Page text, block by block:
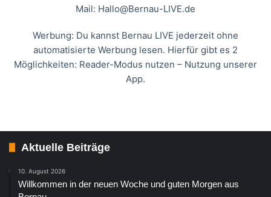
Mail: Hallo@Bernau-LIVE.de
Werbung: Du kannst Bernau LIVE jederzeit ohne
automatisierte Werbung lesen. Hierfür gibt es 2
Möglichkeiten: Reader-Modus nutzen – Nutzung unserer
App.
Aktuelle Beiträge
10. August 2026
Willkommen in der neuen Woche und guten Morgen aus